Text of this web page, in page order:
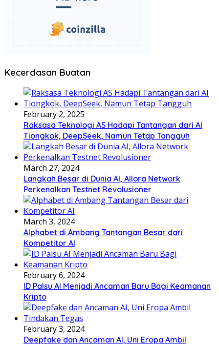
Kecerdasan Buatan
February 2, 2025
Raksasa Teknologi AS Hadapi Tantangan dari AI
Tiongkok, DeepSeek, Namun Tetap Tangguh
March 27, 2024
Langkah Besar di Dunia AI, Allora Network
Perkenalkan Testnet Revolusioner
March 3, 2024
Alphabet di Ambang Tantangan Besar dari
Kompetitor AI
February 6, 2024
ID Palsu AI Menjadi Ancaman Baru Bagi Keamanan
Kripto
February 3, 2024
Deepfake dan Ancaman AI, Uni Eropa Ambil